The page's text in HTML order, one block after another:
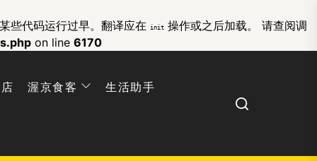
些代码运行过早。翻译应在 init 操作或之后加载。 请查阅调
on line 6170
渥京食客 生活助手
Search